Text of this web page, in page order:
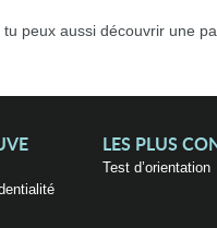
tu peux aussi découvrir une
LES PLUS
Test d’orientation